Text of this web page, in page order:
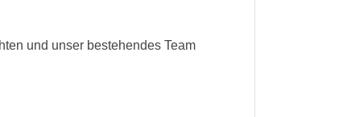
und unser bestehendes Team